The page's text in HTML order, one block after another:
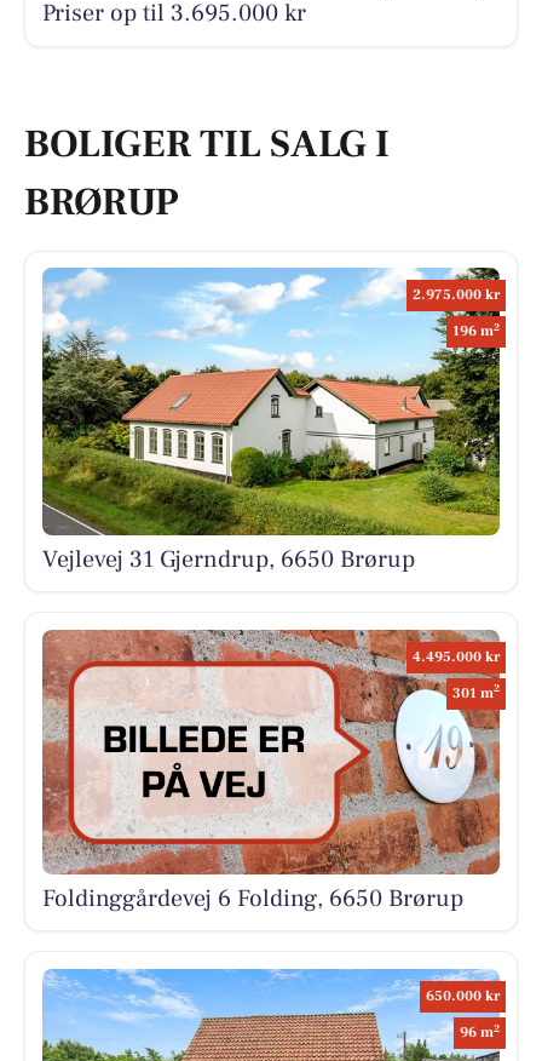
Priser op til 3.695.000 kr
BOLIGER TIL SALG I
BRØRUP
2.975.000 kr
196 m2
Vejlevej 31 Gjerndrup, 6650 Brørup
4.495.000 kr
301 m2
Foldinggårdevej 6 Folding, 6650 Brørup
650.000 kr
96 m2